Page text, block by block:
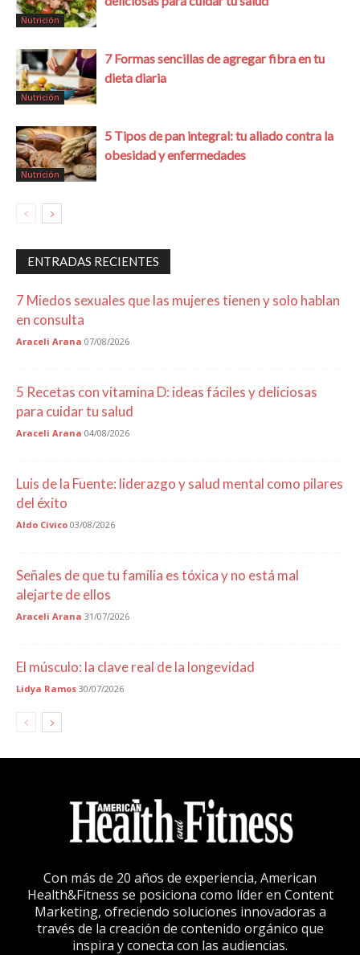
Nutrición
Nutrición
7 Formas sencillas de agregar fibra en tu
dieta diaria
Nutrición
5 Tipos de pan integral: tu aliado contra la
obesidad y enfermedades
ENTRADAS RECIENTES
7 Miedos sexuales que las mujeres tienen y solo hablan
en consulta
Araceli Arana 07/08/2026
5 Recetas con vitamina D: ideas fáciles y deliciosas
para cuidar tu salud
Araceli Arana 04/08/2026
Luis de la Fuente: liderazgo y salud mental como pilares
del éxito
Aldo Civico 03/08/2026
Señales de que tu familia es tóxica y no está mal
alejarte de ellos
Araceli Arana 31/07/2026
El músculo: la clave real de la longevidad
Lidya Ramos 30/07/2026
Con más de 20 años de experiencia, American
Health&Fitness se posiciona como líder en Content
Marketing, ofreciendo soluciones innovadoras a
través de la creación de contenido orgánico que
inspira y conecta con las audiencias.